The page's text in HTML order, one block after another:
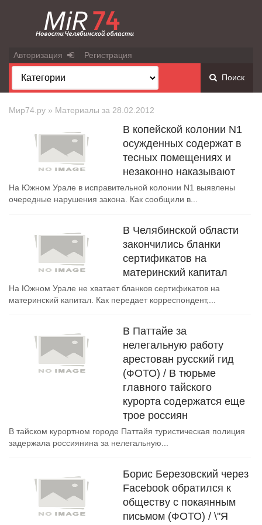
Авторизация Регистрация
Поиск
Мир74.ру » Материалы за 28.02.2012
В копейской колонии N1
осужденных содержат в
тесных помещениях и
незаконно наказывают
На Южном Урале в исправительной колонии N1 выявлены
очередные нарушения закона. Как сообщили в...
В Челябинской области
закончились бланки
сертификатов на
материнский капитал
На Южном Урале не хватает бланков сертификатов на
материнский капитал. Как передает корреспондент,...
В Паттайе за
нелегальную работу
арестован русский гид
(ФОТО) / В тюрьме
главного тайского
курорта содержатся еще
трое россиян
В тайском курортном городе Паттайя туристическая полиция
задержала россиянина за нелегальную...
Борис Березовский через
Facebook обратился к
обществу с покаянным
письмом (ФОТО) / \"Я